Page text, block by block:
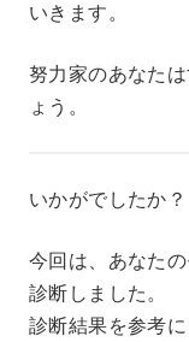
いきます。
努力家のあなた
ょう。
いかがでしたか？
今回は、あなた
診断しました。
診断結果を参考